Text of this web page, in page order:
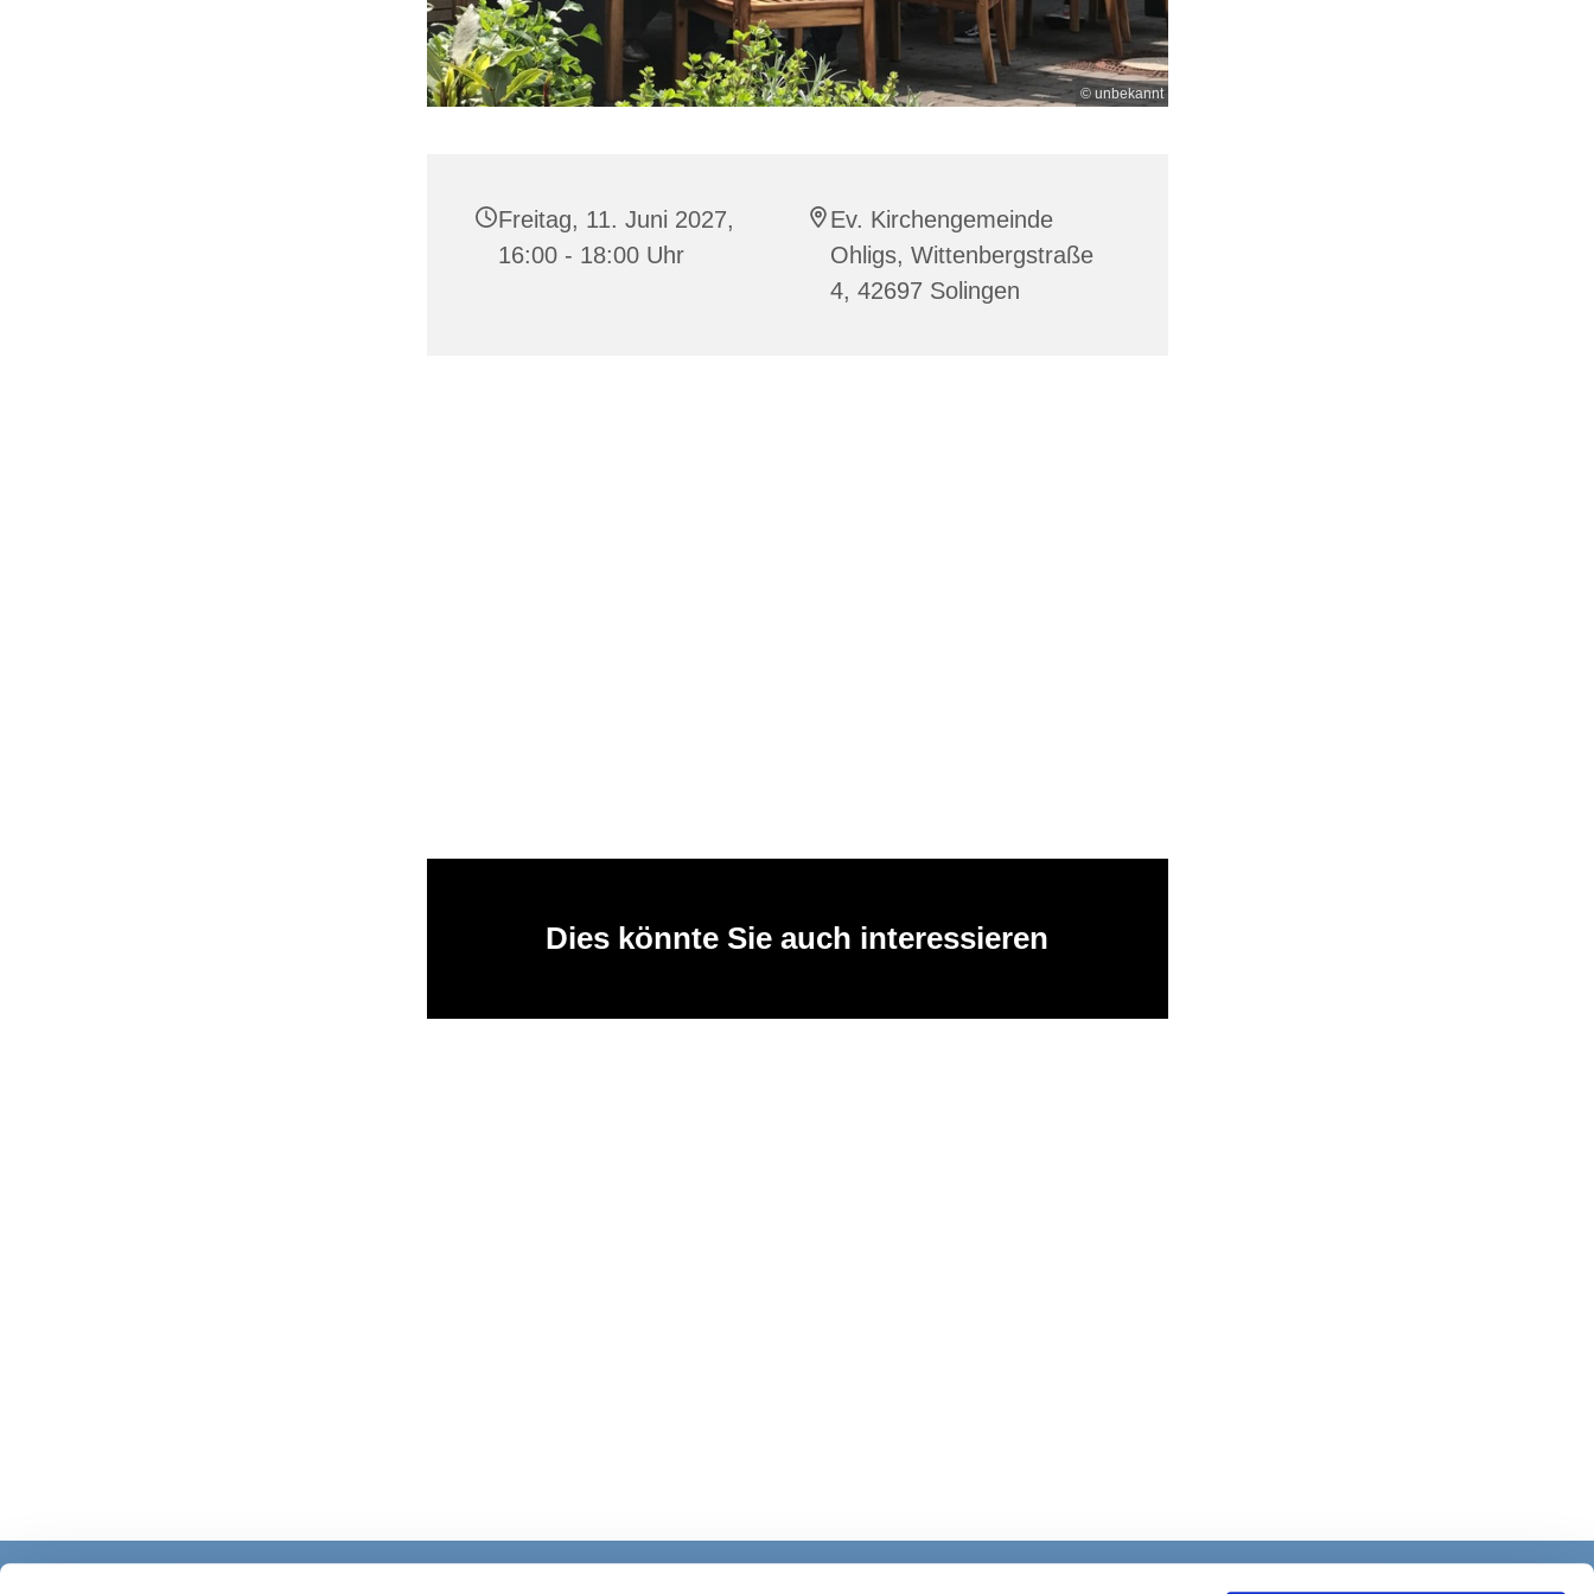
© unbekannt
Freitag, 11. Juni 2027,
16:00 - 18:00 Uhr
Ev. Kirchengemeinde
Ohligs, Wittenbergstraße
4, 42697 Solingen
Dies könnte Sie auch interessieren